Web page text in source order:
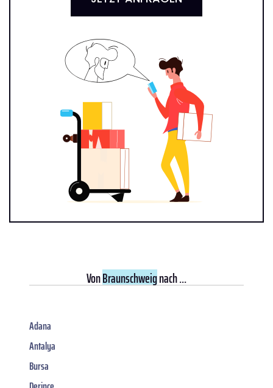
VonBraunschweignach ...
Adana
Antalya
Bursa